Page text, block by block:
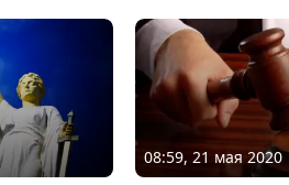
08:59, 21 мая 2020